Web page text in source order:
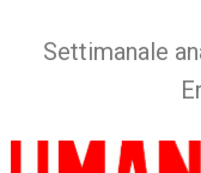
Settimanale